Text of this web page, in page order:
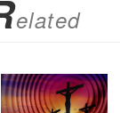
elated